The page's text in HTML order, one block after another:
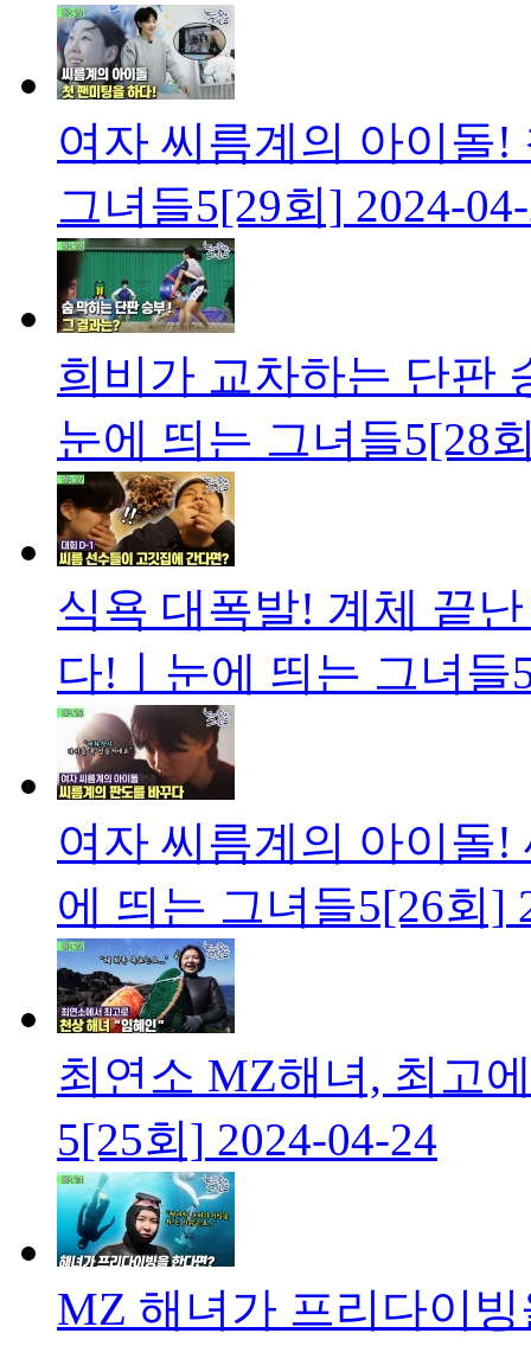
여자 씨름계의 아이돌
그녀들5[29회] 2024-
희비가 교차하는 단판
눈에 띄는 그녀들5[28
식욕 대폭발! 계체 끝
다!ㅣ눈에 띄는 그녀
여자 씨름계의 아이돌
에 띄는 그녀들5[26회]
최연소 MZ해녀, 최고
5[25회] 2024-04-24
MZ 해녀가 프리다이